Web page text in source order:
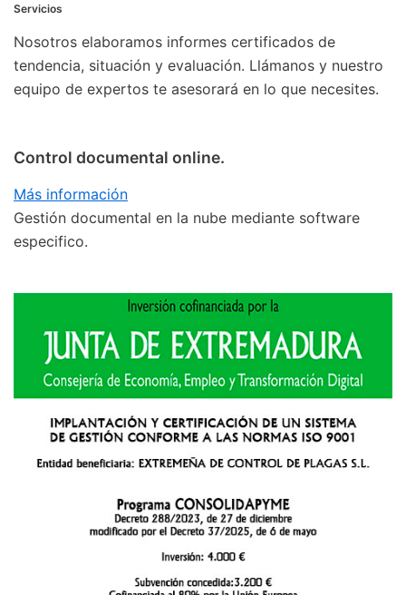
Servicios
Nosotros elaboramos informes certificados de
tendencia, situación y evaluación. Llámanos y nuestro
equipo de expertos te asesorará en lo que necesites.
Control documental online.
Más información
Gestión documental en la nube mediante software
especifico.